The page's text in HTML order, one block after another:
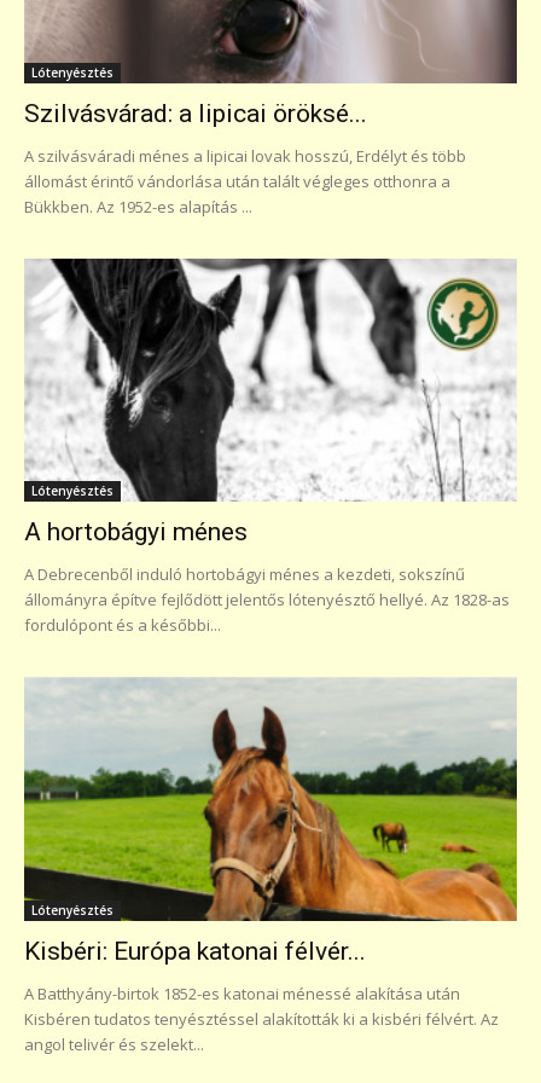
Lótenyésztés
Szilvásvárad: a lipicai öröksé...
A szilvásváradi ménes a lipicai lovak hosszú, Erdélyt és több
állomást érintő vándorlása után talált végleges otthonra a
Bükkben. Az 1952-es alapítás ...
Lótenyésztés
A hortobágyi ménes
A Debrecenből induló hortobágyi ménes a kezdeti, sokszínű
állományra építve fejlődött jelentős lótenyésztő hellyé. Az 1828-as
fordulópont és a későbbi...
Lótenyésztés
Kisbéri: Európa katonai félvér...
A Batthyány-birtok 1852-es katonai ménessé alakítása után
Kisbéren tudatos tenyésztéssel alakították ki a kisbéri félvért. Az
angol telivér és szelekt...